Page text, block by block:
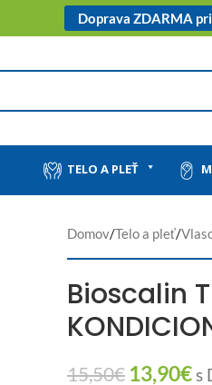
Doprava ZDARMA
TELO A PLEŤ
Domov/Telo a pleť/
Bioscalin
15,50€ 13,90€s